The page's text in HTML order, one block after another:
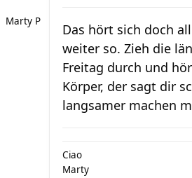
Marty P
Das hört sich doch
weiter so. Zieh die
Freitag durch und
Körper, der sagt dir
langsamer machen
Ciao
Marty